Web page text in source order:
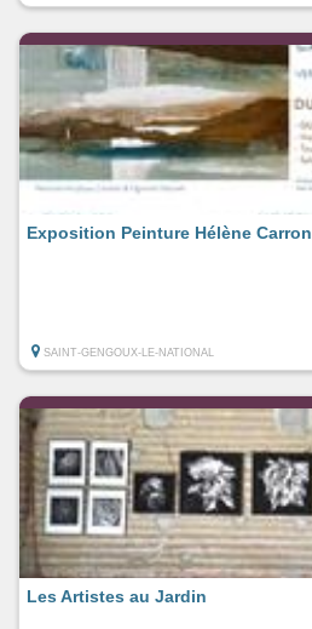
Exposition Peinture Hélène Carron
SAINT-GENGOUX-LE-NATIONAL
Les Artistes au Jardin